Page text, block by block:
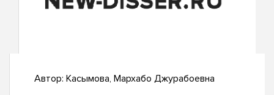
Автор: Касымова, Мархабо Джурабоевна